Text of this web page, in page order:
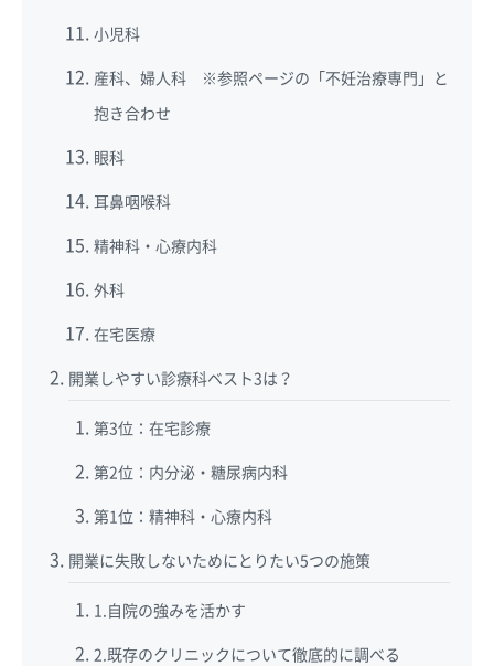
小児科
産科、婦人科 ※参照ページの「不妊治療専門」と
抱き合わせ
眼科
耳鼻咽喉科
精神科・心療内科
外科
在宅医療
開業しやすい診療科ベスト3は？
第3位：在宅診療
第2位：内分泌・糖尿病内科
第1位：精神科・心療内科
開業に失敗しないためにとりたい5つの施策
1.自院の強みを活かす
2.既存のクリニックについて徹底的に調べる